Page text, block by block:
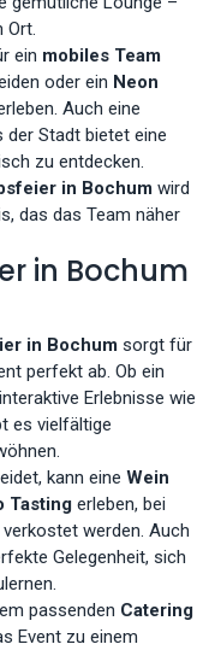
Ort.
ein mobiles Team
oder ein Neon
Auch eine
der Stadt bietet eine
zu entdecken.
in Bochum wird
das das Team näher
in Bochum
in Bochum sorgt für
perfekt ab. Ob ein
Erlebnisse wie
es vielfältige
kann eine Wein
Tasting erleben, bei
werden. Auch
Gelegenheit, sich
passenden Catering
Event zu einem